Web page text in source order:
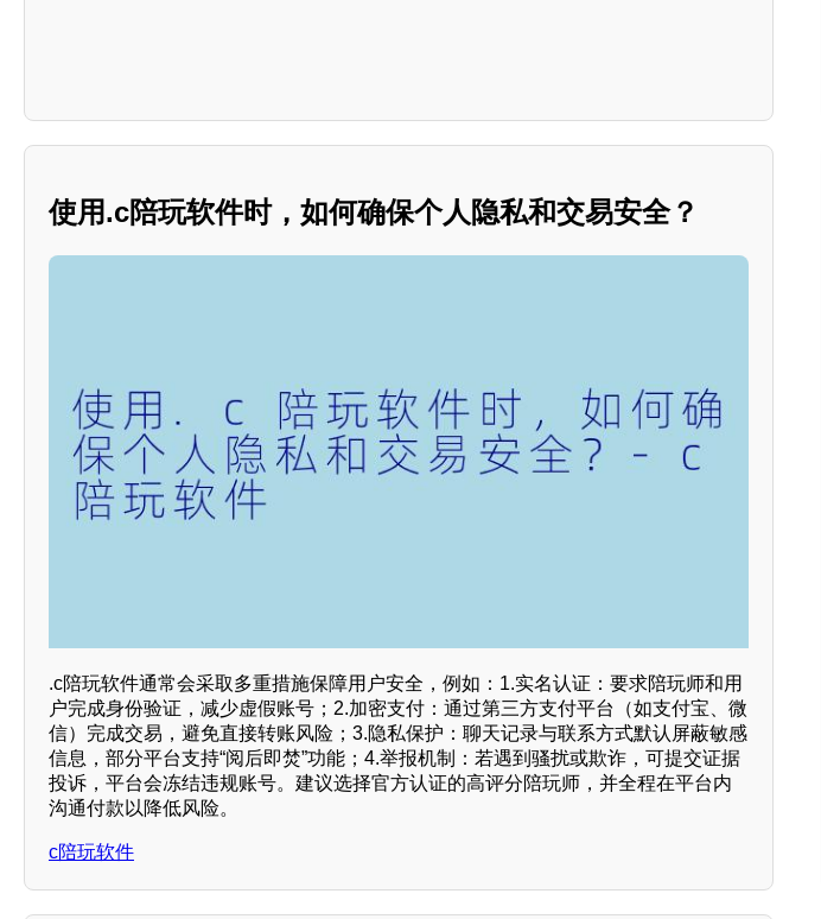
使用.c陪玩软件时，如何确保个人隐私和交易安全？
.c陪玩软件通常会采取多重措施保障用户安全，例如：1.实名认证：要求陪玩师和用
户完成身份验证，减少虚假账号；2.加密支付：通过第三方支付平台（如支付宝、微
信）完成交易，避免直接转账风险；3.隐私保护：聊天记录与联系方式默认屏蔽敏感
信息，部分平台支持“阅后即焚”功能；4.举报机制：若遇到骚扰或欺诈，可提交证据
投诉，平台会冻结违规账号。建议选择官方认证的高评分陪玩师，并全程在平台内
沟通付款以降低风险。
c陪玩软件